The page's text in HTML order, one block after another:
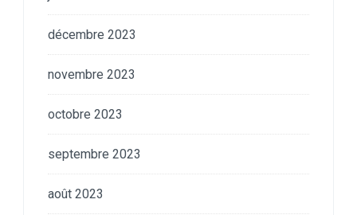
décembre 2023
novembre 2023
octobre 2023
septembre 2023
août 2023